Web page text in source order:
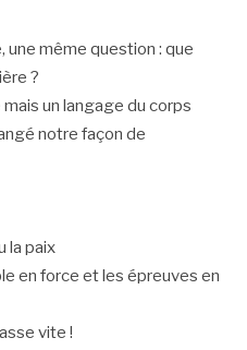
une même question : que
?
mais un langage du corps
notre façon de
la paix
en force et les épreuves en
vite !